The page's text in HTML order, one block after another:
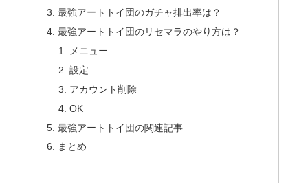
最強アートトイ団のガチャ排出率は？
最強アートトイ団のリセマラのやり方は？
メニュー
設定
アカウント削除
OK
最強アートトイ団の関連記事
まとめ